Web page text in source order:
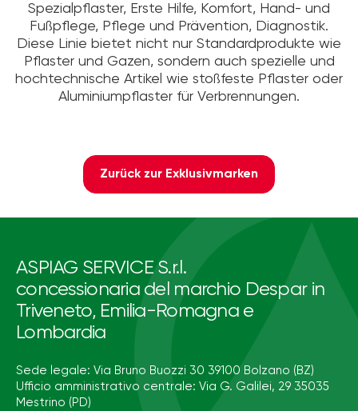
Spezialpflaster, Erste Hilfe, Komfort, Hand- und
Fußpflege, Pflege und Prävention, Diagnostik.
Diese Linie bietet nicht nur Standardprodukte wie
Pflaster und Gazen, sondern auch spezielle und
hochtechnische Artikel wie stoßfeste Pflaster oder
Aluminiumpflaster für Verbrennungen.
Zurück zur Exklusivmarken
ASPIAG SERVICE S.r.l.
concessionaria del marchio Despar in
Triveneto, Emilia-Romagna e
Lombardia
Sede legale: Via Bruno Buozzi 30 39100 Bolzano (BZ)
Ufficio amministrativo centrale: Via G. Galilei, 29 35035
Mestrino (PD)